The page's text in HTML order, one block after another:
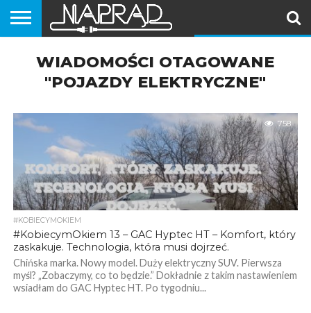
EKIPA
#NAPRĄD
VLOG
SAMOCHODY
MOTOCYKLE
SKUTERY
(MOTOROWERY)
ROWERY
HULAJNOGI
WIADOMOŚCI OTAGOWANE
"POJAZDY ELEKTRYCZNE"
758
#KOBIECYMOKIEM
#KobiecymOkiem 13 – GAC Hyptec HT – Komfort, który
zaskakuje. Technologia, która musi dojrzeć.
Chińska marka. Nowy model. Duży elektryczny SUV. Pierwsza
myśl? „Zobaczymy, co to będzie.” Dokładnie z takim nastawieniem
wsiadłam do GAC Hyptec HT. Po tygodniu...